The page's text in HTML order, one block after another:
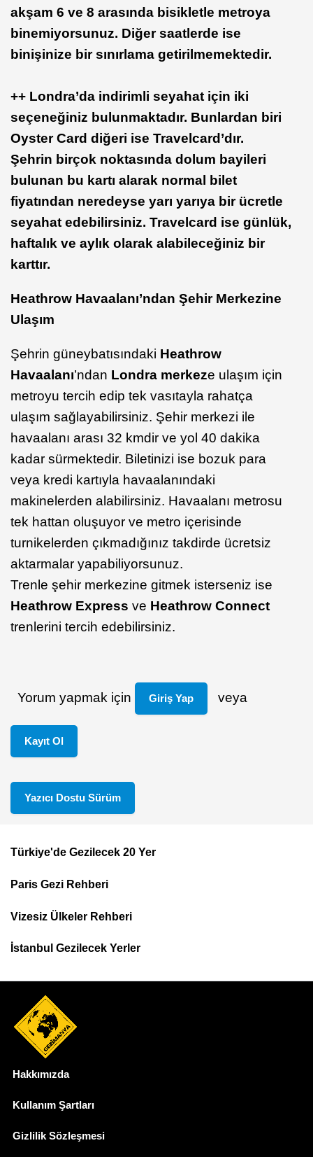
akşam 6 ve 8 arasında bisikletle metroya
binemiyorsunuz. Diğer saatlerde ise
binişinize bir sınırlama getirilmemektedir.
++ Londra’da indirimli seyahat için iki
seçeneğiniz bulunmaktadır. Bunlardan biri
Oyster Card diğeri ise Travelcard’dır.
Şehrin birçok noktasında dolum bayileri
bulunan bu kartı alarak normal bilet
fiyatından neredeyse yarı yarıya bir ücretle
seyahat edebilirsiniz. Travelcard ise günlük,
haftalık ve aylık olarak alabileceğiniz bir
karttır.
Heathrow Havaalanı’ndan Şehir Merkezine
Ulaşım
Şehrin güneybatısındaki Heathrow
Havaalanı’ndan Londra merkeze ulaşım için
metroyu tercih edip tek vasıtayla rahatça
ulaşım sağlayabilirsiniz. Şehir merkezi ile
havaalanı arası 32 kmdir ve yol 40 dakika
kadar sürmektedir. Biletinizi ise bozuk para
veya kredi kartıyla havaalanındaki
makinelerden alabilirsiniz. Havaalanı metrosu
tek hattan oluşuyor ve metro içerisinde
turnikelerden çıkmadığınız takdirde ücretsiz
aktarmalar yapabiliyorsunuz.
Trenle şehir merkezine gitmek isterseniz ise
Heathrow Express ve Heathrow Connect
trenlerini tercih edebilirsiniz.
Yorum yapmak için Giriş Yap veya
Kayıt Ol
Yazıcı Dostu Sürüm
Top
Menu
Türkiye'de Gezilecek 20 Yer
Paris Gezi Rehberi
Vizesiz Ülkeler Rehberi
İstanbul Gezilecek Yerler
Hakkımızda
Kullanım Şartları
Gizlilik Sözleşmesi